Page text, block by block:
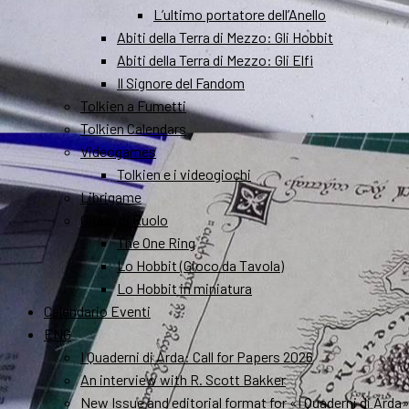
L’ultimo portatore dell’Anello
Abiti della Terra di Mezzo: Gli Hobbit
Abiti della Terra di Mezzo: Gli Elfi
Il Signore del Fandom
Tolkien a Fumetti
Tolkien Calendars
Videogames
Tolkien e i videogiochi
Librigame
Gioco di Ruolo
The One Ring
Lo Hobbit (Gioco da Tavola)
Lo Hobbit in miniatura
Calendario Eventi
ENG
I Quaderni di Arda: Call for Papers 2026
An interview with R. Scott Bakker
New Issue and editorial format for «I Quaderni di Arda»